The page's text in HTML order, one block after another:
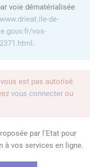
voie dématérialisée
de-
vos-
.
est pas autorisé.
vous connecter ou
par l'Etat pour
à vos services en ligne.